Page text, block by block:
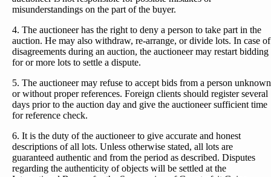
misunderstandings on the part of the buyer.
4. The auctioneer has the right to deny a person to take part in the
auction. He may also withdraw, re-arrange, or divide lots. In case of
disagreements during an auction, the auctioneer may restart bidding
for or more lots to settle a dispute.
5. The auctioneer may refuse to accept bids from a person unknown
or without proper references. Foreign clients should register several
days prior to the auction day and give the auctioneer sufficient time
for reference check.
6. It is the duty of the auctioneer to give accurate and honest
descriptions of all lots. Unless otherwise stated, all lots are
guaranteed authentic and from the period as described. Disputes
regarding the authenticity of objects will be settled at the